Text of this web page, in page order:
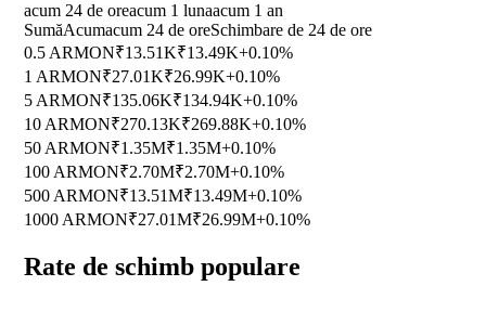
acum 24 de oreacum 1 lunaacum 1 an
SumăAcumacum 24 de oreSchimbare de 24 de ore
0.5 ARMON₹13.51K₹13.49K+0.10%
1 ARMON₹27.01K₹26.99K+0.10%
5 ARMON₹135.06K₹134.94K+0.10%
10 ARMON₹270.13K₹269.88K+0.10%
50 ARMON₹1.35M₹1.35M+0.10%
100 ARMON₹2.70M₹2.70M+0.10%
500 ARMON₹13.51M₹13.49M+0.10%
1000 ARMON₹27.01M₹26.99M+0.10%
Rate de schimb populare